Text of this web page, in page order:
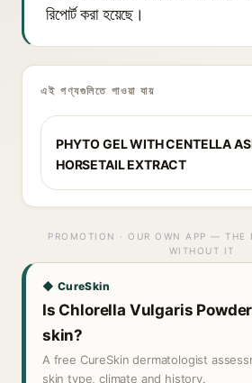
রিপোর্ট করা হয়েছে।
এই পণ্যগুলিতে পাওয়া যায়
PHYTO GEL WITH CENTELLA
HORSETAIL EXTRACT
PROMOTION · OUR OWN APP — THE
WITHOUT IT
◆ CureSkin
Is Chlorella Vulgaris
skin?
A free CureSkin dermatologist
skin type, climate and history.